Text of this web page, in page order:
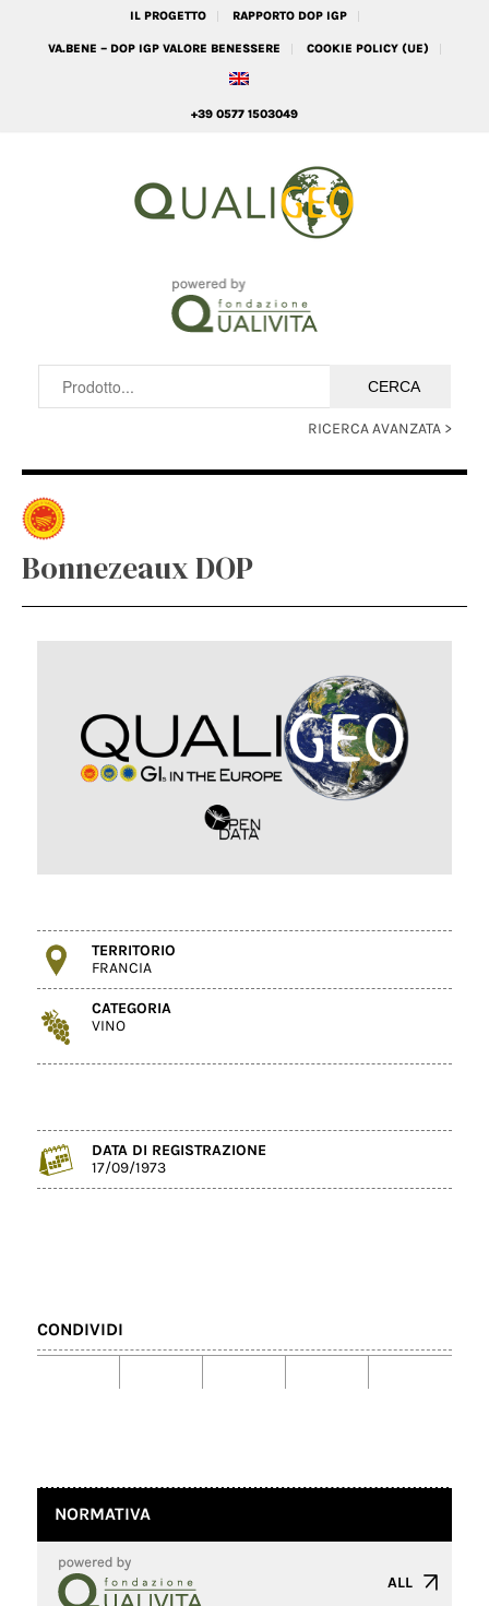
IL PROGETTO RAPPORTO DOP IGP
VA.BENE – DOP IGP VALORE BENESSERE COOKIE POLICY (UE)
+39 0577 1503049
RICERCA AVANZATA >
Bonnezeaux DOP
TERRITORIO
FRANCIA
CATEGORIA
VINO
DATA DI REGISTRAZIONE
17/09/1973
CONDIVIDI
NORMATIVA
ALL